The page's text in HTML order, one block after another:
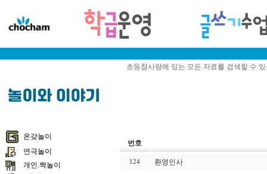
초등참사랑에 있는 모든 자료를 검색할 수
온갖놀이
연극놀이
개인.짝놀이
번호
124 환영인사